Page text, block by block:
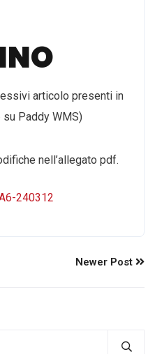
articolo presenti in
Paddy WMS)
nell’allegato pdf.
240312
Newer Post